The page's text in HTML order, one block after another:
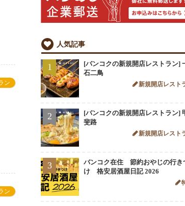
ン
ン
人気記事
1
[バンコクの新規開店レストラン]
石二鳥
新規開店レスト
2
[バンコクの新規開店レストラン]
斐路
新規開店レスト
3
バンコク在住 節約おやじの行き
け 格安居酒屋日記 2026